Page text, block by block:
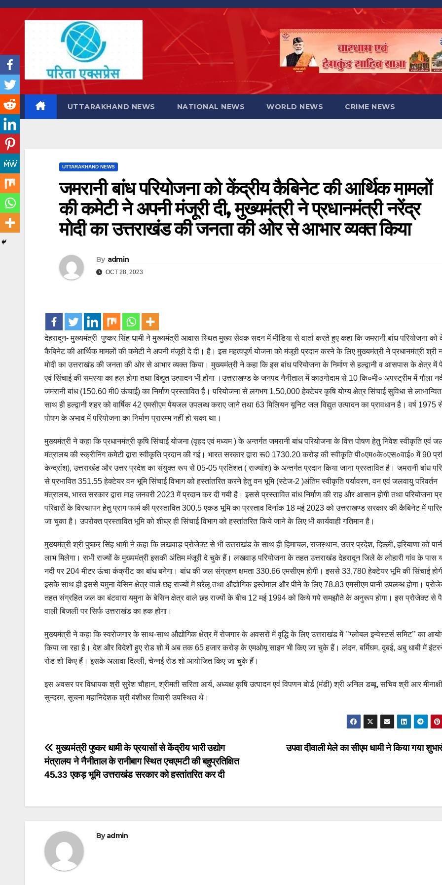
Skip
UTTARAKHAND NEWS NATIONAL NEWS WORLD NEWS CRIME NEWS
UTTARAKHAND NEWS
जमरानी बांध परियोजना को केंद्रीय कैबिनेट की आर्थिक मामलों
की कमेटी ने अपनी मंजूरी दी, मुख्यमंत्री ने प्रधानमंत्री नरेंद्र
मोदी का उत्तराखंड की जनता की ओर से आभार व्यक्त किया
By admin
OCT 28, 2023
देहरादून- मुख्यमंत्री पुष्कर सिंह धामी ने मुख्यमंत्री आवास स्थित मुख्य सेवक सदन में मीडिया से वार्ता करते हुए कहा कि जमरानी बांध परियोजना को
कैबिनेट की आर्थिक मामलों की कमेटी ने अपनी मंजूरी दे दी। है। इस महत्वपूर्ण योजना को मंजूरी प्रदान करने के लिए मुख्यमंत्री ने प्रधानमंत्री श्री
मोदी का उत्तराखंड की जनता की ओर से आभार व्यक्त किया। मुख्यमंत्री ने कहा कि इस बांध परियोजना के निर्माण से हल्द्वानी व आसपास के क्षेत्र
एवं सिंचाई की समस्या का हल होगा तथा विद्युत उत्पादन भी होगा ।उत्तराखण्ड के जनपद नैनीताल में काठगोदाम से 10 कि०मी० अपस्ट्रीम में गौला
जमरानी बांध (150.60 मी0 ऊंचाई) का निर्माण प्रस्तावित है। परियोजना से लगभग 1,50,000 हेक्टेयर कृषि योग्य क्षेत्र सिंचाई सुविधा से लाभान्वित
साथ ही हल्द्वानी शहर को वार्षिक 42 एमसीएम पेयजल उपलब्ध कराए जाने तथा 63 मिलियन यूनिट जल विद्युत उत्पादन का प्रावधान है। वर्ष 1975 से
पोषण के अभाव में परियोजना का निर्माण प्रारम्भ नहीं हो सका था।
मुख्यमंत्री ने कहा कि प्रधानमंत्री कृषि सिंचाई योजना (वृहद एवं मध्यम ) के अन्तर्गत जमरानी बांध परियोजना के वित्त पोषण हेतु निवेश स्वीकृति एवं
मंत्रालय की स्क्रीनिंग कमेटी द्वारा स्वीकृति प्रदान की गई। भारत सरकार द्वारा रू0 1730.20 करोड़ की स्वीकृति पी०एम०के०एस०वाई० में 90
केन्द्रांश), उत्तराखंड और उत्तर प्रदेश का संयुक्त रूप से 05-05 प्रतिशत ( राज्यांश) के अन्तर्गत प्रदान किया जाना प्रस्तावित है। जमरानी बांध
से प्रभावित 351.55 हेक्टेयर वन भूमि सिंचाई विभाग को हस्तांतरित करने हेतु वन भूमि (स्टेज-2 )अंतिम स्वीकृति पर्यावरण, वन एवं जलवायु परिवर्तन
मंत्रालय, भारत सरकार द्वारा माह जनवरी 2023 में प्रदान कर दी गयी है। इससे प्रस्तावित बांध निर्माण की राह और आसान होगी तथा परियोजना
परिवारों के विस्थापन हेतु प्राग फार्म की प्रस्तावित 300.5 एकड भूमि का प्रस्ताव दिनांक 18 मई 2023 को उत्तराखण्ड सरकार की कैबिनेट में
जा चुका है। उपरोक्त प्रस्तावित भूमि को शीघ्र ही सिंचाई विभाग को हस्तांतरित किये जाने के लिए भी कार्यवाही गतिमान है।
मुख्यमंत्री श्री पुष्कर सिंह धामी ने कहा कि लखवाड़ प्रोजेक्ट से भी उत्तराखंड के साथ ही हिमाचल, राजस्थान, उत्तर प्रदेश, दिल्ली, हरियाणा को
लाभ मिलेगा। सभी राज्यों के मुख्यमंत्री इसकी अंतिम मंजूरी दे चुके हैं। लखवाड़ परियोजना के तहत उत्तराखंड देहरादून जिले के लोहारी गांव के पास
नदी पर 204 मीटर ऊंचा कंक्रीट का बांध बनेगा। बांध की जल संग्रहण क्षमता 330.66 एमसीएम होगी। इससे 33,780 हेक्टेयर भूमि की सिंचाई
इसके साथ ही इससे यमुना बेसिन क्षेत्र वाले छह राज्यों में घरेलू तथा औद्योगिक इस्तेमाल और पीने के लिए 78.83 एमसीएम पानी उपलब्ध होगा।
तहत संग्रहित जल का बंटवारा यमुना के बेसिन क्षेत्र वाले छह राज्यों के बीच 12 मई 1994 को किये गये समझौते के अनुरूप होगा। इस प्रोजेक्ट से
वाली बिजली पर सिर्फ उत्तराखंड का हक होगा।
मुख्यमंत्री ने कहा कि स्वरोजगार के साथ-साथ औद्योगिक क्षेत्र में रोजगार के अवसरों में वृद्धि के लिए उत्तराखंड में ’’ग्लोबल इन्वेस्टर्स समिट’’ का
किया जा रहा है। देश और विदेशों हुए रोड शो में अब तक 65 हजार करोड़ के एमओयू साइन भी किए जा चुके हैं। लंदन, बर्मिघम, दुबई, अबु धाबी में
रोड शो किए हैं। इसके अलावा दिल्ली, चेन्नई रोड शो आयोजित किए जा चुके हैं।
इस अवसर पर विधायक श्री सुरेश चौहान, श्रीमती सरिता आर्य, अध्यक्ष कृषि उत्पादन एवं विपणन बोर्ड (मंडी) श्री अनिल डब्बू, सचिव श्री आर मीनाक्षी
सुन्दरम, सूचना महानिदेशक श्री बंशीधर तिवारी उपस्थित थे।
Post
navigation
उपवा दीवाली मेले का सीएम धामी ने किया गया
मुख्यमंत्री पुष्कर धामी के प्रयासों से केंद्रीय भारी उद्योग
मंत्रालय ने नैनीताल के रानीबाग स्थित एचएमटी की बहुप्रतिक्षित
45.33 एकड़ भूमि उत्तराखंड सरकार को हस्तांतरित कर दी
Byadmin